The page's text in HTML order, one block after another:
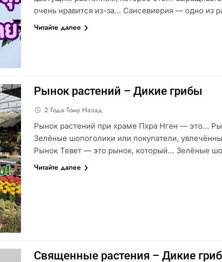
очень нравится из-за… Сансевиерия — одно из
Читайте далее
Рынок растений – Дикие грибы
2 Года Тому Назад
Рынок растений при храме Пхра Нген — это…
Зелёные шопоголики или покупатели,
Рынок Тевет — это рынок, который… Зелёные
Читайте далее
Священные растения – Дикие